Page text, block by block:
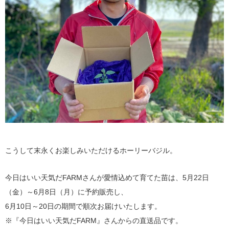
こうして末永くお楽しみいただけるホーリーバジル。
今日はいい天気だFARMさんが愛情込めて育てた苗は、5月22日
（金）～6月8日（月）に予約販売し、
6月10日～20日の期間で順次お届けいたします。
※『今日はいい天気だFARM』さんからの直送品です。